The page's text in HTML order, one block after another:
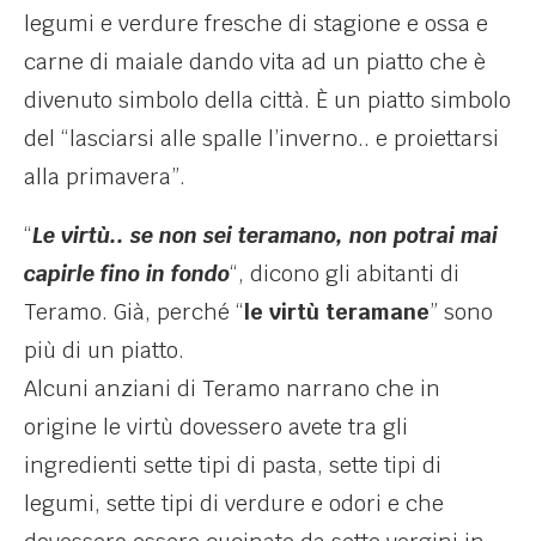
legumi e verdure fresche di stagione e ossa e
carne di maiale dando vita ad un piatto che è
divenuto simbolo della città. È un piatto simbolo
del “lasciarsi alle spalle l’inverno.. e proiettarsi
alla primavera”.
“Le virtù.. se non sei teramano, non potrai mai
capirle fino in fondo“, dicono gli abitanti di
Teramo. Già, perché “le virtù teramane” sono
più di un piatto.
Alcuni anziani di Teramo narrano che in
origine le virtù dovessero avete tra gli
ingredienti sette tipi di pasta, sette tipi di
legumi, sette tipi di verdure e odori e che